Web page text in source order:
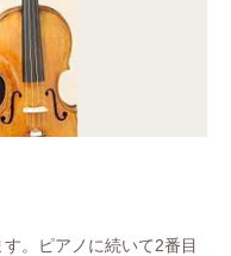
。ピアノに続いて2番目